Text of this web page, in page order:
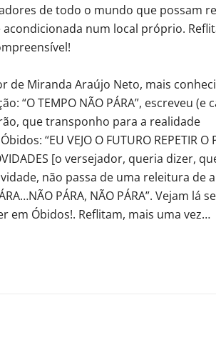
de todo o mundo que possam
num local próprio.
de Miranda Araújo Neto, mais
“O TEMPO NÃO PÁRA”, escreveu (e
que transponho para a realidade
“EU VEJO O FUTURO REPETIR O
[o versejador, queria dizer,
não passa de uma releitura de
PÁRA, NÃO PÁRA”. Vejam lá
em Óbidos!. Reflitam, mais uma vez…